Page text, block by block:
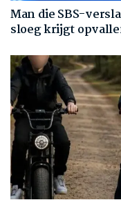
Man die SBS-
sloeg krijgt